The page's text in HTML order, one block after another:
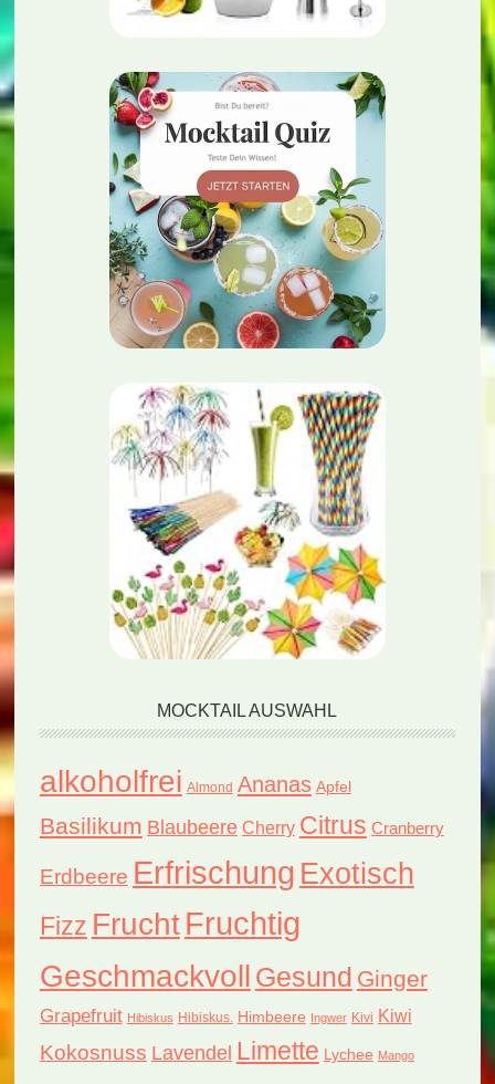
MOCKTAIL AUSWAHL
alkoholfrei Almond Ananas Apfel
Basilikum Blaubeere Cherry Citrus Cranberry
Erdbeere Erfrischung Exotisch
Fizz FruchtFruchtig
Geschmackvoll Gesund Ginger
Grapefruit Hibiskus Hibiskus. Himbeere Ingwer Kivi Kiwi
Kokosnuss Lavendel Limette Lychee Mango